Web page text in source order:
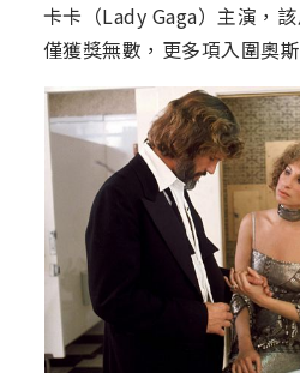
卡卡（Lady Gaga）主演，
僅獲獎無數，更多項入圍奧